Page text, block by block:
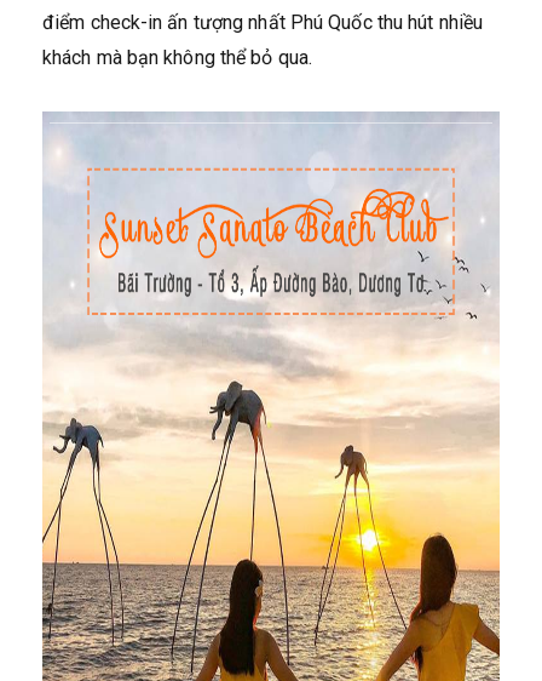
điểm check-in ấn tượng nhất Phú Quốc thu hút nhiều
khách mà bạn không thể bỏ qua.